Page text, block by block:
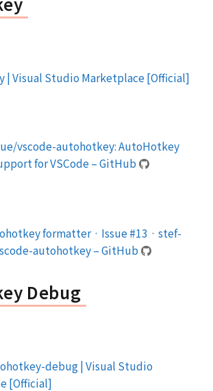
| Visual Studio Marketplace [Official]
vscode-autohotkey: AutoHotkey
for VSCode – GitHub
formatter · Issue #13 · stef-
autohotkey – GitHub
Debug
debug | Visual Studio
[Official]